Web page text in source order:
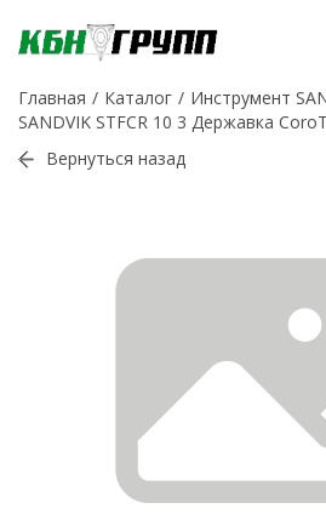
Главная Каталог
Инструмент
SANDVIK STFCR 10 3 Державка
Вернуться назад